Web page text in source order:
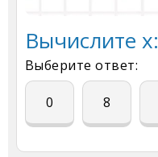
Вычислите х:
Выберите ответ:
0 8